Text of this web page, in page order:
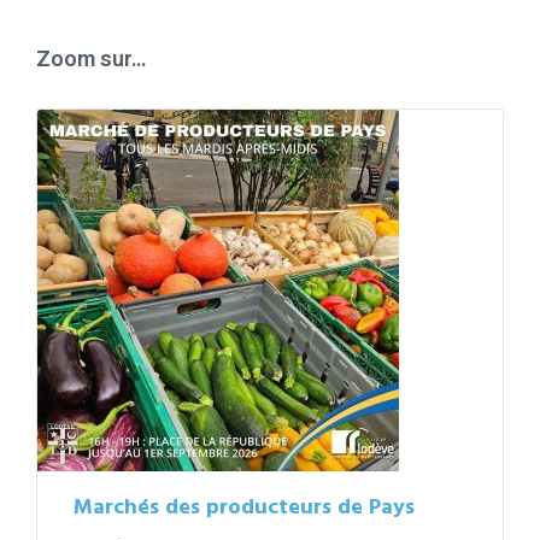
Zoom sur…
Marchés des producteurs de Pays